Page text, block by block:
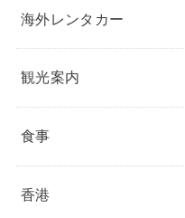
海外レンタカー
観光案内
食事
香港